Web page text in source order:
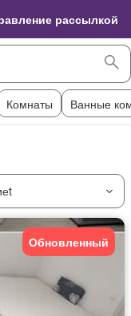
рассылкой
Комнаты Ванные
Обновленный